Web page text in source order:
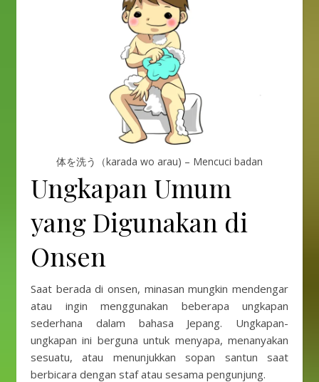
体を洗う（karada wo arau) – Mencuci badan
Ungkapan Umum
yang Digunakan di
Onsen
Saat berada di onsen, minasan mungkin mendengar
atau ingin menggunakan beberapa ungkapan
sederhana dalam bahasa Jepang. Ungkapan-
ungkapan ini berguna untuk menyapa, menanyakan
sesuatu, atau menunjukkan sopan santun saat
berbicara dengan staf atau sesama pengunjung.